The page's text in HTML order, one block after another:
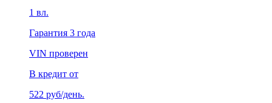
1 вл.
Гарантия 3 года
VIN проверен
В кредит от
522 руб/день.